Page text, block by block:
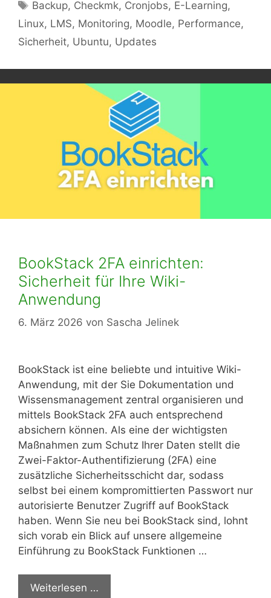
Schlagwörter
Backup, Checkmk, Cronjobs, E-Learning,
Linux, LMS, Monitoring, Moodle, Performance,
Sicherheit, Ubuntu, Updates
BookStack 2FA einrichten:
Sicherheit für Ihre Wiki-
Anwendung
6. März 2026 von Sascha Jelinek
BookStack ist eine beliebte und intuitive Wiki-
Anwendung, mit der Sie Dokumentation und
Wissensmanagement zentral organisieren und
mittels BookStack 2FA auch entsprechend
absichern können. Als eine der wichtigsten
Maßnahmen zum Schutz Ihrer Daten stellt die
Zwei-Faktor-Authentifizierung (2FA) eine
zusätzliche Sicherheitsschicht dar, sodass
selbst bei einem kompromittierten Passwort nur
autorisierte Benutzer Zugriff auf BookStack
haben. Wenn Sie neu bei BookStack sind, lohnt
sich vorab ein Blick auf unsere allgemeine
Einführung zu BookStack Funktionen …
Weiterlesen …